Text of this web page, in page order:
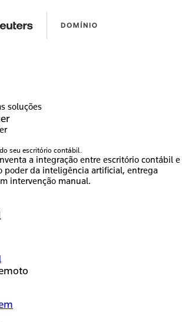
soluções
seu escritório contábil.
a integração entre escritório contábil e
poder da inteligência artificial, entrega
intervenção manual.